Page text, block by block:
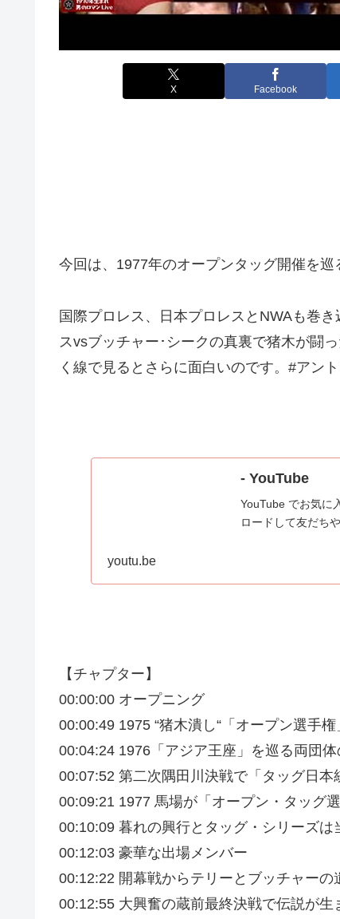
X Facebook
今回は、1977年のオープンタッグ開催を巡
国際プロレス、日本プロレスとNWAも巻
スvsブッチャー･シークの真裏で猪木が闘
く線で見るとさらに面白いのです。#アン
- YouTube
YouTube でお気に
ロードして友だち
youtu.be
【チャプター】
00:00:00 オープニング
00:00:49 1975 “猪木潰し“「オープン選手
00:04:24 1976「アジア王座」を巡る両団体
00:07:52 第二次隅田川決戦で「タッグ日本
00:09:21 1977 馬場が「オープン・タッグ
00:10:09 暮れの興行とタッグ・シリーズは
00:12:03 豪華な出場メンバー
00:12:22 開幕戦からテリーとブッチャーの
00:12:55 大興奮の蔵前最終決戦で伝説が生